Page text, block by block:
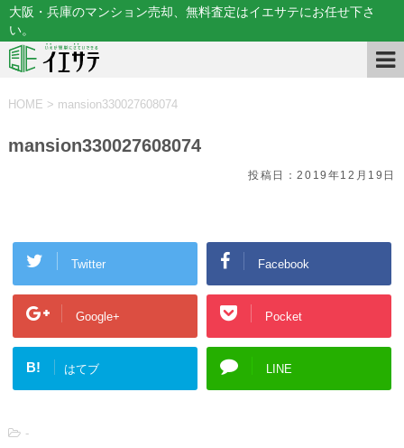
大阪・兵庫のマンション売却、無料査定はイエサテにお任せ下さ
い。
HOME > mansion330027608074
mansion330027608074
投稿日：2019年12月19日
Twitter Facebook
Google+ Pocket
B! はてブ LINE
-